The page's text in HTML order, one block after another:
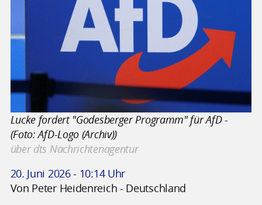
Lucke fordert "Godesberger Programm" für AfD -
(Foto: AfD-Logo (Archiv))
über dts Nachrichtenagentur
20. Juni 2026 - 10:14 Uhr
Von Peter Heidenreich - Deutschland